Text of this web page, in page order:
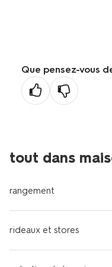
Que pensez-vous
tout dans
rangement
rideaux et stores